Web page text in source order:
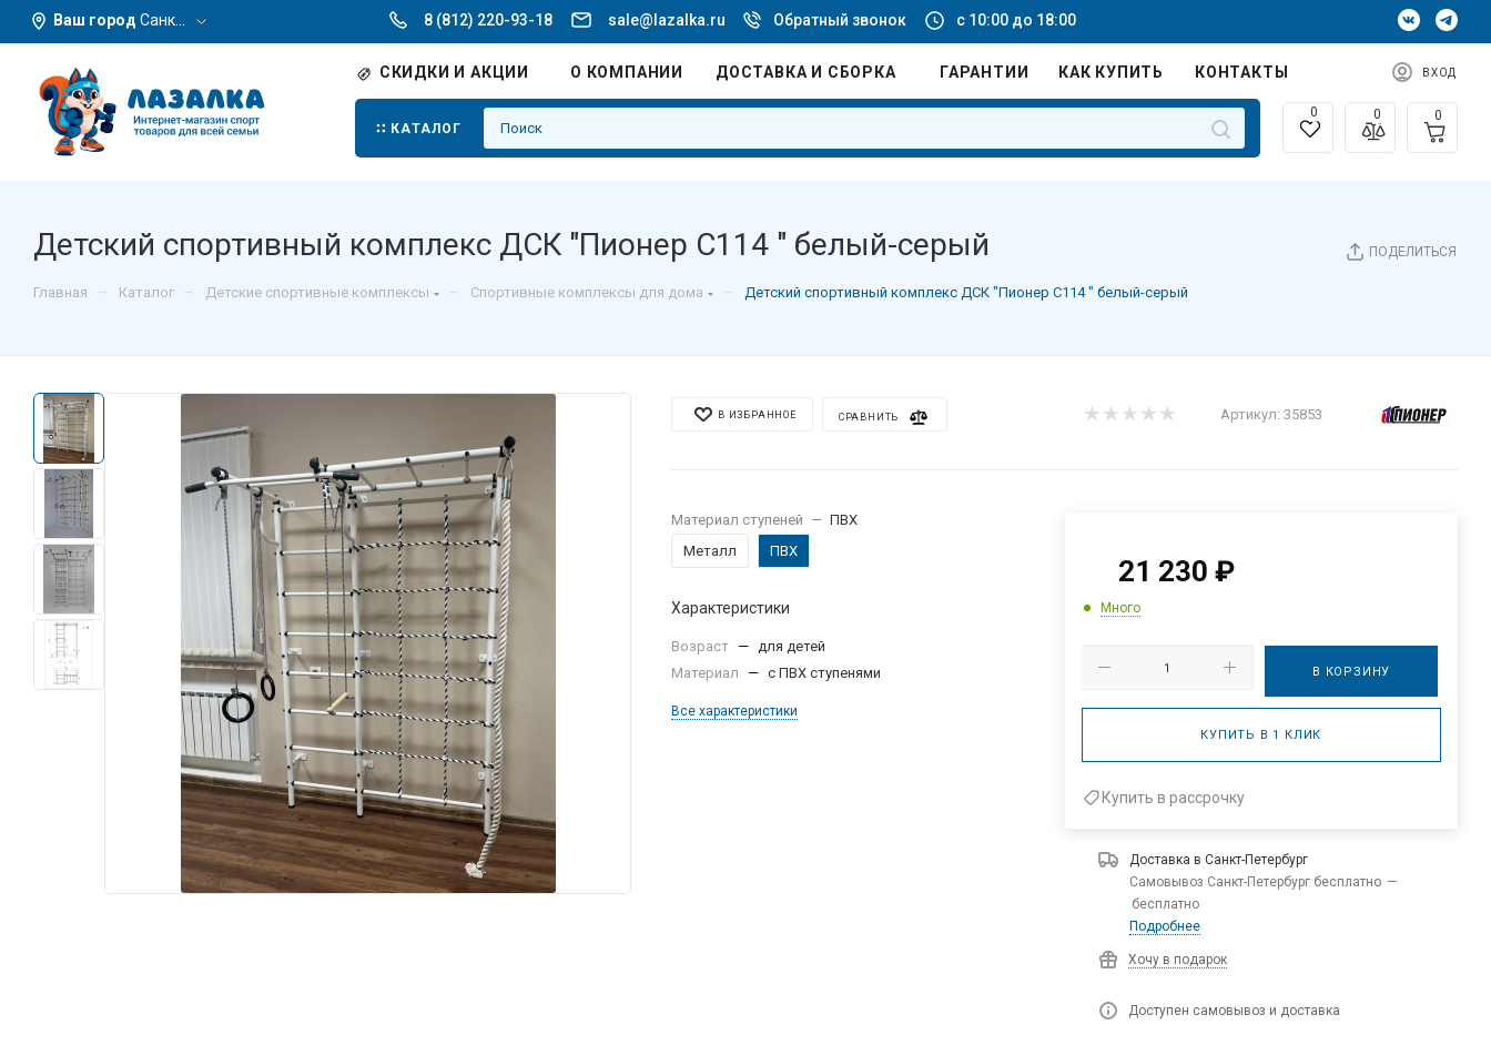
Ваш город Санкт-Петербург 8 (812) 220-93-18 sale@lazalka.ru Обратный звонок с 10:00 до 18:00
СКИДКИ И АКЦИИ О КОМПАНИИ ДОСТАВКА И СБОРКА ГАРАНТИИ КАК КУПИТЬ КОНТАКТЫ ВХОД
КАТАЛОГ
0 0 0
ПОДЕЛИТЬСЯ
Детский спортивный комплекс ДСК "Пионер С114 " белый-серый
Главная – Каталог – Детские спортивные комплексы – Спортивные комплексы для дома – Детский спортивный комплекс ДСК "Пионер С114 " белый-серый
В ИЗБРАННОЕ СРАВНИТЬ Артикул: 35853
Материал ступеней — ПВХ
Металл
ПВХ
Характеристики
Возраст — для детей
Материал
— с ПВХ ступенями
Все характеристики
21 230 ₽
Много
В КОРЗИНУ
КУПИТЬ В 1 КЛИК
Купить в рассрочку
Доставка в Санкт-Петербург
Самовывоз Санкт-Петербург бесплатно —
бесплатно
Подробнее
Хочу в подарок
Доступен самовывоз и доставка